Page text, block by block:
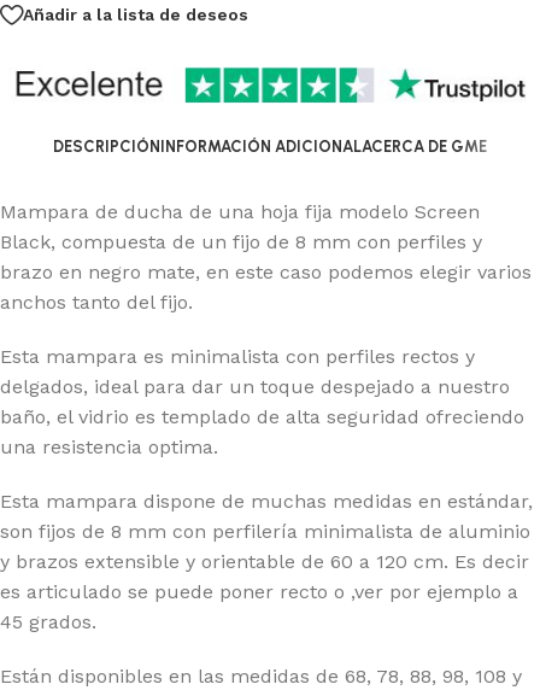
Añadir a la lista de deseos
DESCRIPCIÓN INFORMACIÓN ADICIONALACERCA DE GME
Mampara de ducha de una hoja fija modelo Screen
Black, compuesta de un fijo de 8 mm con perfiles y
brazo en negro mate, en este caso podemos elegir varios
anchos tanto del fijo.
Esta mampara es minimalista con perfiles rectos y
delgados, ideal para dar un toque despejado a nuestro
baño, el vidrio es templado de alta seguridad ofreciendo
una resistencia optima.
Esta mampara dispone de muchas medidas en estándar,
son fijos de 8 mm con perfilería minimalista de aluminio
y brazos extensible y orientable de 60 a 120 cm. Es decir
es articulado se puede poner recto o ,ver por ejemplo a
45 grados.
Están disponibles en las medidas de 68, 78, 88, 98, 108 y